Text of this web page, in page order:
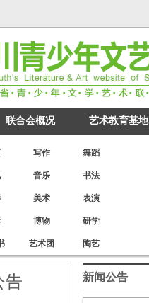
联合会概况 艺术教育基地
写作 舞蹈
音乐 书法
美术 表演
博物 研学
艺术团 陶艺
告 新闻公告